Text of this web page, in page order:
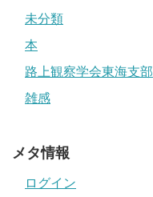
未分類
本
路上観察学会東海支部
雑感
メタ情報
ログイン